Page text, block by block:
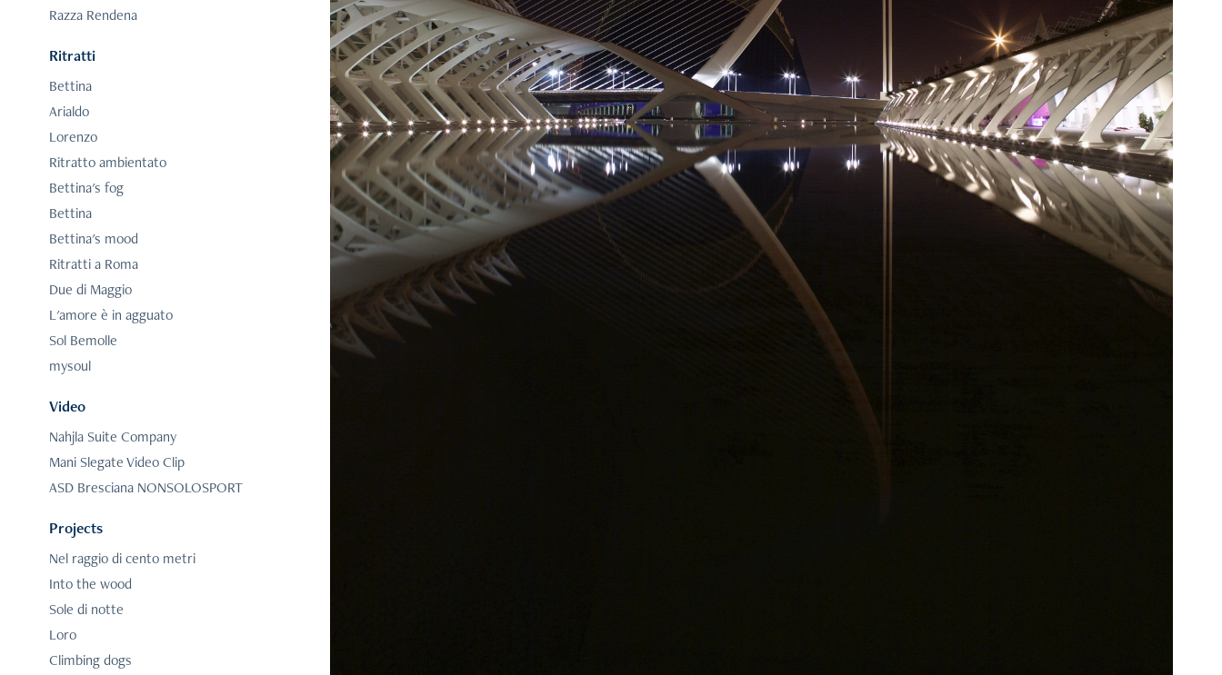
Razza Rendena
Ritratti
Bettina
Arialdo
Lorenzo
Ritratto ambientato
Bettina's fog
Bettina
Bettina's mood
Ritratti a Roma
Due di Maggio
L'amore è in agguato
Sol Bemolle
mysoul
Video
Nahjla Suite Company
Mani Slegate Video Clip
ASD Bresciana NONSOLOSPORT
Projects
Nel raggio di cento metri
Into the wood
Sole di notte
Loro
Climbing dogs